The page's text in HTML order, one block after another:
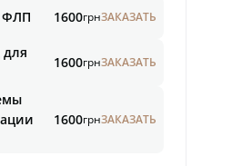
ФЛП 1600грнЗАКАЗАТЬ
1600грнЗАКАЗАТЬ
1600грнЗАКАЗАТЬ